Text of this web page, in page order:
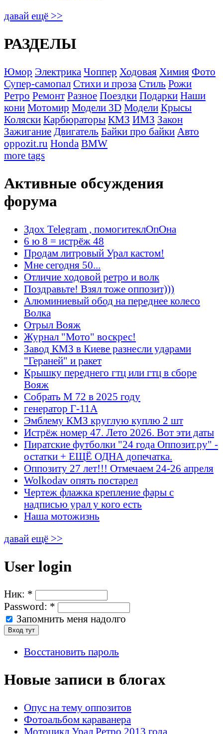
давай ещё >>
РАЗДЕЛЫ
Юмор Электрика Чоппер Ходовая Химия Фото
Супер-самопал Стихи и проза Стиль Рожи
Ретро Ремонт Разное Поездки Подарки Наши
кони Мотомир Модели 3D Модели Крысы
Коляски Карбюраторы КМЗ ИМЗ Закон
Зажигание Двигатель Байки про байки Авто
oppozit.ru Honda BMW
more tags
Активные обсуждения
форума
Здох Telegram , помогитеклОпОна
6 ю 8 = истрёж 48
Продам литровый Урал кастом!
Мне сегодня 50...
Отличие ходовой ретро и волк
Поздравьте! Взял тоже оппозит)))
Алюминиевый обод на переднее колесо
Волка
Отрыл Вояж
Журнал "Мото" воскрес!
Завод КМЗ в Киеве разнесли ударами
"Гераней" и ракет
Крышку переднего гтц или гтц в сборе
Вояж
Собрать М 72 в 2025 году
генератор Г-11А
Эмблему КМЗ круглую куплю 2 шт
Истрёж номер 47. Лето 2026. Вот эти даты
Пиратские футболки "24 года Оппозит.ру" -
остатки + ЕЩЁ ОДНА допечатка.
Оппозиту 27 лет!!! Отмечаем 24-26 апреля
Wolkodav опять постарел
Чертеж флажка крепление фары с
надписью урал у кого есть
Наша мотожизнь
давай ещё >>
User login
Ник: *
Password: *
Запомнить меня надолго
Восстановить пароль
Новые записи в блогах
Опус на тему оппозитов
Фотоальбом караванера
Мотоцикл Урал Ретро 2013 года